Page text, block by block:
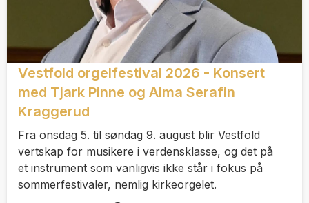
Vestfold orgelfestival 2026 - Konsert
med Tjark Pinne og Alma Serafin
Kraggerud
Fra onsdag 5. til søndag 9. august blir Vestfold
vertskap for musikere i verdensklasse, og det på
et instrument som vanligvis ikke står i fokus på
sommerfestivaler, nemlig kirkeorgelet.